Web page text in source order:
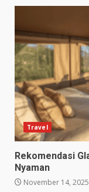
Travel
Rekomendasi
Nyaman
November 14, 2025